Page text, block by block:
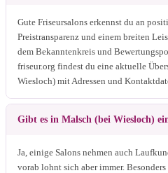
Gute Friseursalons erkennst du an
Preistransparenz und einem breiten
dem Bekanntenkreis und
friseur.org findest du eine aktuelle
Wiesloch) mit Adressen und
Gibt es in Malsch (bei Wiesloch)
Ja, einige Salons nehmen auch
vorab lohnt sich aber immer.